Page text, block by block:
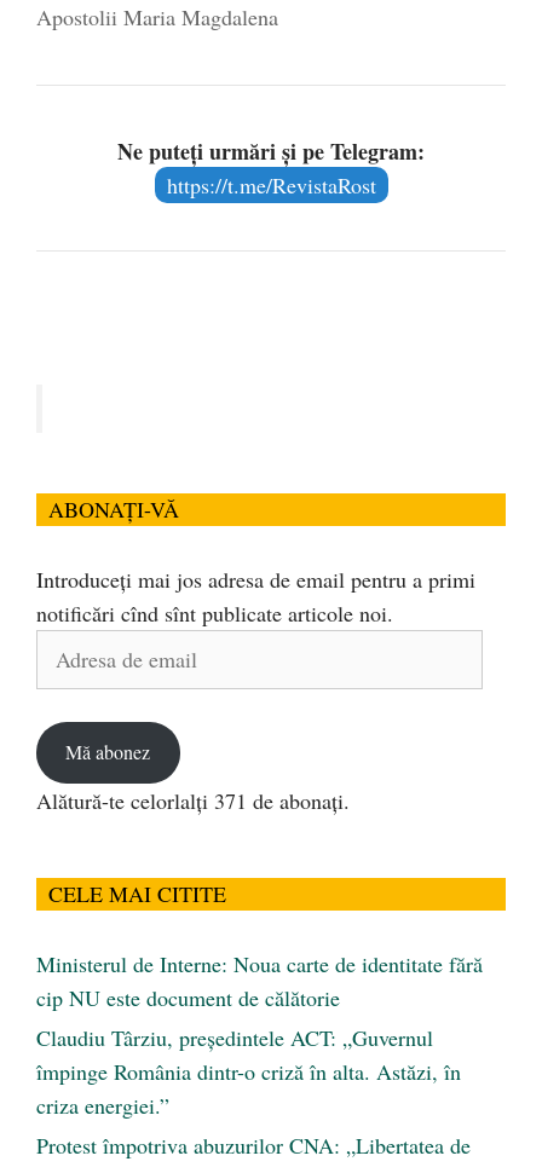
Apostolii Maria Magdalena
Ne puteți urmări și pe Telegram:
https://t.me/RevistaRost
ABONAȚI-VĂ
Introduceți mai jos adresa de email pentru a primi
notificări cînd sînt publicate articole noi.
Mă abonez
Alătură-te celorlalți 371 de abonați.
CELE MAI CITITE
Ministerul de Interne: Noua carte de identitate fără
cip NU este document de călătorie
Claudiu Târziu, președintele ACT: „Guvernul
împinge România dintr-o criză în alta. Astăzi, în
criza energiei.”
Protest împotriva abuzurilor CNA: „Libertatea de